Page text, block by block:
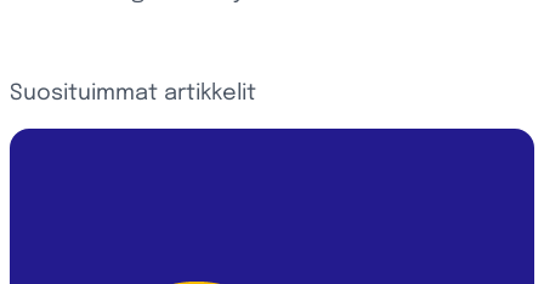
Suosituimmat artikkelit